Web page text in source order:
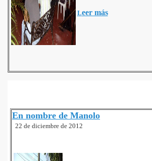
Leer más
En nombre de Manolo
22 de diciembre de 2012
Desarrollo Humano
comprometida